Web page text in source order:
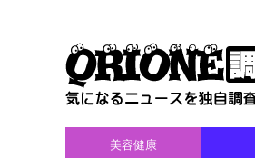
美容健康